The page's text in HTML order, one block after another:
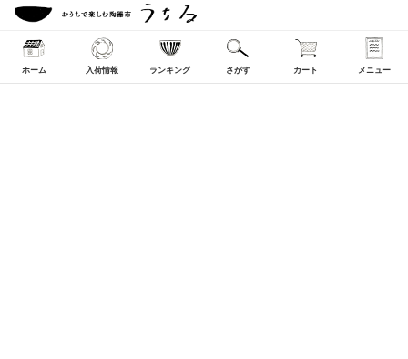
ホーム 入荷情報 ランキング さがす カート メニュー